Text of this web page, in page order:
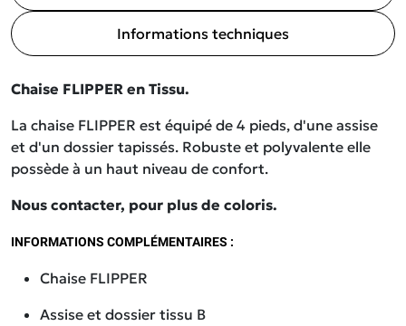
Informations techniques
Chaise FLIPPER en Tissu.
La chaise FLIPPER est équipé de 4 pieds, d'une assise
et d'un dossier tapissés. Robuste et polyvalente elle
possède à un haut niveau de confort.
Nous contacter, pour plus de coloris.
INFORMATIONS COMPLÉMENTAIRES :
Chaise FLIPPER
Assise et dossier tissu B